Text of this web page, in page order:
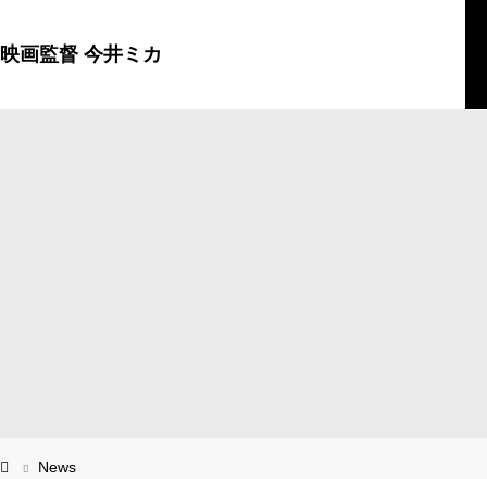
映画監督 今井ミカ
News